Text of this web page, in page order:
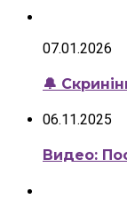
07.01.2026
🔔
06.11.2025
Видео: